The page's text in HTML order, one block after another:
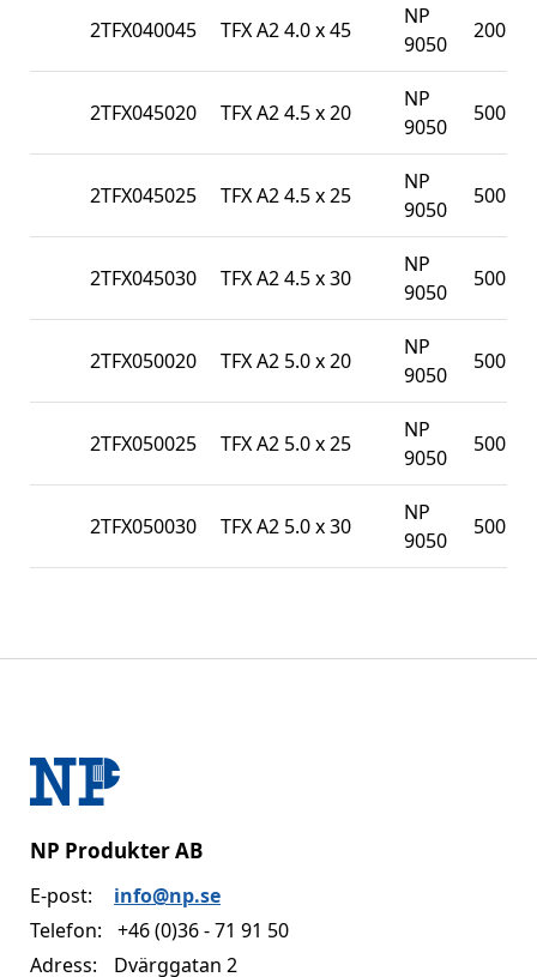
2TFX040045 TFX A2 4.0 x 45
NP
9050
200
2TFX045020 TFX A2 4.5 x 20
NP
9050
500
2TFX045025 TFX A2 4.5 x 25
NP
9050
500
2TFX045030 TFX A2 4.5 x 30
NP
9050
500
2TFX050020 TFX A2 5.0 x 20
NP
9050
500
2TFX050025 TFX A2 5.0 x 25
NP
9050
500
2TFX050030 TFX A2 5.0 x 30
NP
9050
500
NP Produkter AB
E-post:
info@np.se
Telefon:
+46 (0)36 - 71 91 50
Adress:
Dvärggatan 2